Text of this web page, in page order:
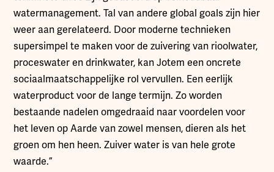
watermanagement. Tal van andere global goals zijn hier
weer aan gerelateerd. Door moderne technieken
supersimpel te maken voor de zuivering van rioolwater,
proceswater en drinkwater, kan Jotem een oncrete
sociaalmaatschappelijke rol vervullen. Een eerlijk
waterproduct voor de lange termijn. Zo worden
bestaande nadelen omgedraaid naar voordelen voor
het leven op Aarde van zowel mensen, dieren als het
groen om hen heen. Zuiver water is van hele grote
waarde.”